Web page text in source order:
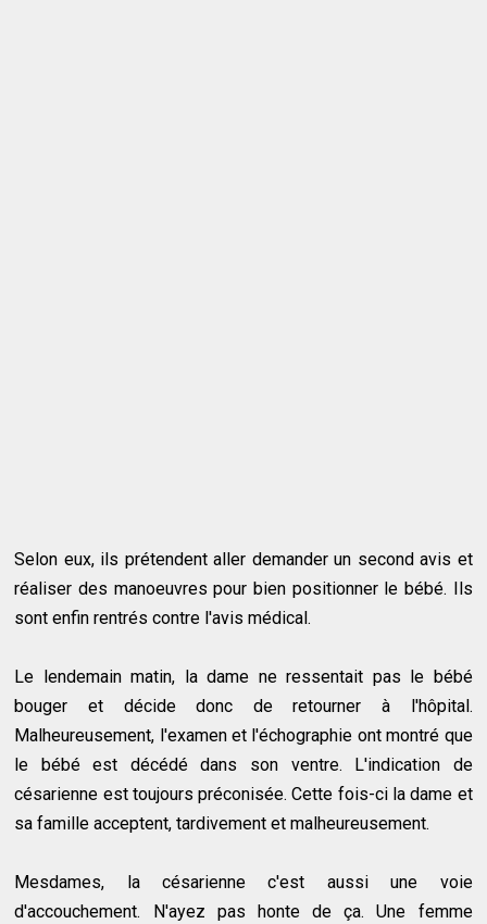
Selon eux, ils prétendent aller demander un second avis et
réaliser des manoeuvres pour bien positionner le bébé. Ils
sont enfin rentrés contre l'avis médical.
Le lendemain matin, la dame ne ressentait pas le bébé
bouger et décide donc de retourner à l'hôpital.
Malheureusement, l'examen et l'échographie ont montré que
le bébé est décédé dans son ventre. L'indication de
césarienne est toujours préconisée. Cette fois-ci la dame et
sa famille acceptent, tardivement et malheureusement.
Mesdames, la césarienne c'est aussi une voie
d'accouchement. N'ayez pas honte de ça. Une femme